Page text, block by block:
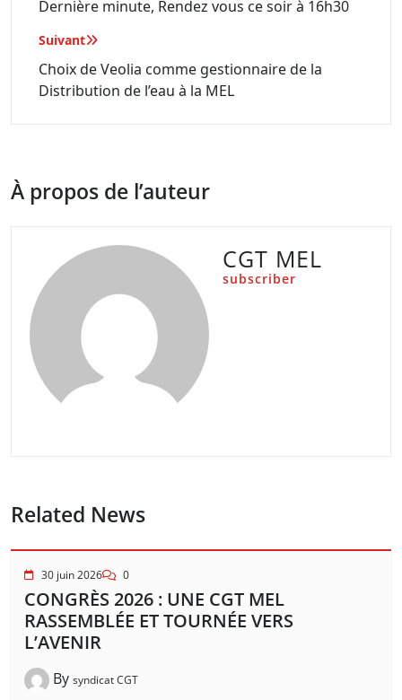
de
l’article
Dernière minute, Rendez vous ce soir à 16h30
Suivant
Choix de Veolia comme gestionnaire de la
Distribution de l’eau à la MEL
À propos de l’auteur
CGT MEL
subscriber
Related News
30 juin 2026 0
CONGRÈS 2026 : UNE CGT MEL
RASSEMBLÉE ET TOURNÉE VERS
L’AVENIR
By syndicat CGT